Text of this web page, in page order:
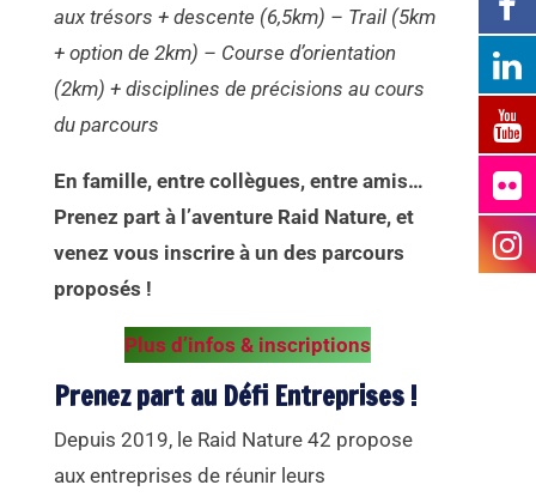
aux trésors + descente (6,5km) – Trail (5km
+ option de 2km) – Course d’orientation
(2km) + disciplines de précisions au cours
du parcours
En famille, entre collègues, entre amis…
Prenez part à l’aventure Raid Nature, et
venez vous inscrire à un des parcours
proposés !
Plus d’infos & inscriptions
Prenez part au Défi Entreprises !
Depuis 2019, le Raid Nature 42‭ ‬propose
aux entreprises de réunir leurs